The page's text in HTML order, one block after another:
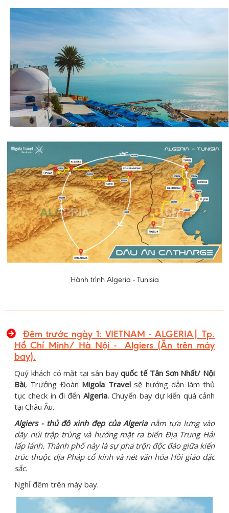
Hành trình Algeria - Tunisia
Đêm trước ngày 1: VIETNAM - ALGERIA| Tp.
Hồ Chí Minh/ Hà Nội -Algiers (Ăn trên máy
bay).
Quý khách có mặt tại sân bayquốc tế Tân Sơn Nhất/ Nội
Bài, Trưởng Đoàn Migola Travelsẽ hướng dẫn làm thủ
tục check in đi đến Algeria.Chuyến bay dự kiến quá cảnh
tại Châu Âu.
Algiers - thủ đô xinh đẹp của Algeria nằm tựa lưng vào
dãy núi trập trùng và hướng mặt ra biển Địa Trung Hải
lấp lánh. Thành phố này là sự pha trộn độc đáo giữa kiến
trúc thuộc địa Pháp cổ kính và nét văn hóa Hồi giáo đặc
sắc.
Nghỉ đêm trên máy bay.